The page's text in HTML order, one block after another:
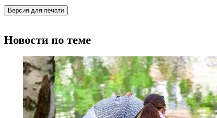
Версия для печати
Новости по теме